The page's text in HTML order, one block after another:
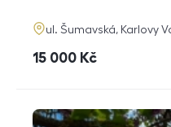
adresa
ul. Šumavská, Karlovy
cena
15 000 Kč